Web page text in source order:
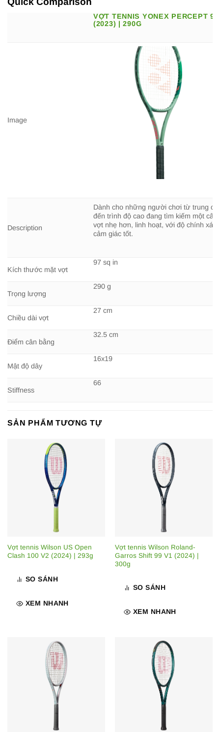
VỢT TENNIS YONEX PERCEPT
(2023) | 290G
Image
Description
Dành cho những người chơi từ trung
đến trình độ cao đang tìm kiếm một cây
vợt nhẹ hơn, linh hoạt, với độ chính xác
cảm giác tốt.
Kích thước mặt vợt
97 sq in
Trọng lượng
290 g
Chiều dài vợt
27 cm
Điểm cân bằng
32.5 cm
Mật độ dây
16x19
Stiffness
66
SẢN PHẨM TƯƠNG TỰ
Vợt tennis Wilson US Open
Clash 100 V2 (2024) | 293g
SO SÁNH
XEM NHANH
Vợt tennis Wilson Roland-
Garros Shift 99 V1 (2024) |
300g
SO SÁNH
XEM NHANH